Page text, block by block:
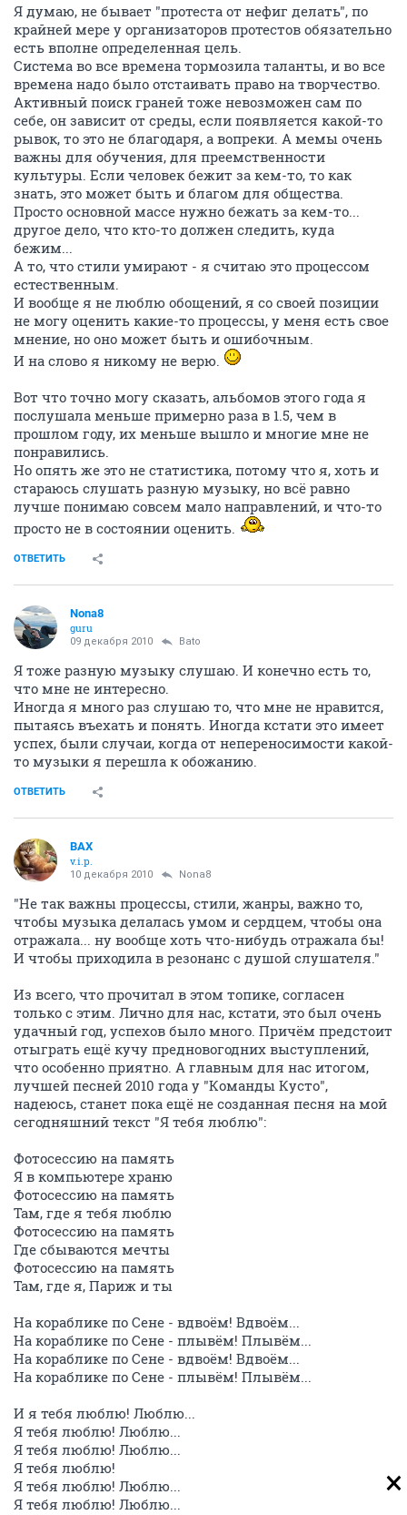
Я думаю, не бывает "протеста от нефиг делать", по
крайней мере у организаторов протестов обязательно
есть вполне определенная цель.
Система во все времена тормозила таланты, и во все
времена надо было отстаивать право на творчество.
Активный поиск граней тоже невозможен сам по
себе, он зависит от среды, если появляется какой-то
рывок, то это не благодаря, а вопреки. А мемы очень
важны для обучения, для преемственности
культуры. Если человек бежит за кем-то, то как
знать, это может быть и благом для общества.
Просто основной массе нужно бежать за кем-то...
другое дело, что кто-то должен следить, куда
бежим...
А то, что стили умирают - я считаю это процессом
естественным.
И вообще я не люблю обощений, я со своей позиции
не могу оценить какие-то процессы, у меня есть свое
мнение, но оно может быть и ошибочным.
И на слово я никому не верю.
Вот что точно могу сказать, альбомов этого года я
послушала меньше примерно раза в 1.5, чем в
прошлом году, их меньше вышло и многие мне не
понравились.
Но опять же это не статистика, потому что я, хоть и
стараюсь слушать разную музыку, но всё равно
лучше понимаю совсем мало направлений, и что-то
просто не в состоянии оценить.
ОТВЕТИТЬ
Nona8
guru
09 декабря 2010 Bato
Я тоже разную музыку слушаю. И конечно есть то,
что мне не интересно.
Иногда я много раз слушаю то, что мне не нравится,
пытаясь въехать и понять. Иногда кстати это имеет
успех, были случаи, когда от непереносимости какой-
то музыки я перешла к обожанию.
ОТВЕТИТЬ
ВАХ
v.i.p.
10 декабря 2010 Nona8
"Не так важны процессы, стили, жанры, важно то,
чтобы музыка делалась умом и сердцем, чтобы она
отражала... ну вообще хоть что-нибудь отражала бы!
И чтобы приходила в резонанс с душой слушателя."
Из всего, что прочитал в этом топике, согласен
только с этим. Лично для нас, кстати, это был очень
удачный год, успехов было много. Причём предстоит
отыграть ещё кучу предновогодних выступлений,
что особенно приятно. А главным для нас итогом,
лучшей песней 2010 года у "Команды Кусто",
надеюсь, станет пока ещё не созданная песня на мой
сегодняшний текст "Я тебя люблю":
Фотосессию на память
Я в компьютере храню
Фотосессию на память
Там, где я тебя люблю
Фотосессию на память
Где сбываются мечты
Фотосессию на память
Там, где я, Париж и ты
На кораблике по Сене - вдвоём! Вдвоём...
На кораблике по Сене - плывём! Плывём...
На кораблике по Сене - вдвоём! Вдвоём...
На кораблике по Сене - плывём! Плывём...
И я тебя люблю! Люблю...
Я тебя люблю! Люблю...
Я тебя люблю! Люблю...
Я тебя люблю!
Я тебя люблю! Люблю...
Я тебя люблю! Люблю...